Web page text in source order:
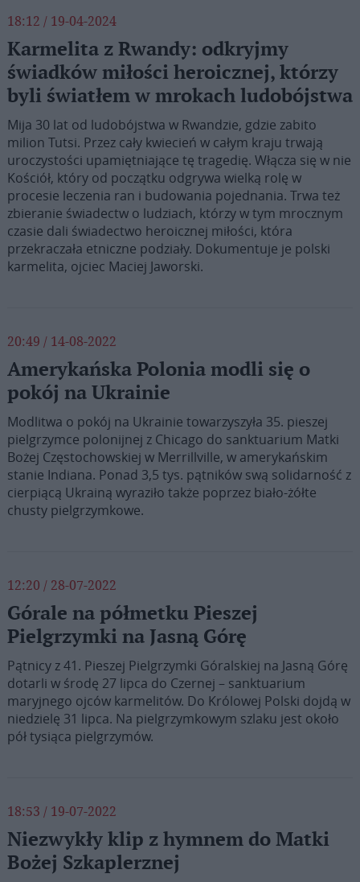
18:12 / 19-04-2024
Karmelita z Rwandy: odkryjmy
świadków miłości heroicznej, którzy
byli światłem w mrokach ludobójstwa
Mija 30 lat od ludobójstwa w Rwandzie, gdzie zabito
milion Tutsi. Przez cały kwiecień w całym kraju trwają
uroczystości upamiętniające tę tragedię. Włącza się w nie
Kościół, który od początku odgrywa wielką rolę w
procesie leczenia ran i budowania pojednania. Trwa też
zbieranie świadectw o ludziach, którzy w tym mrocznym
czasie dali świadectwo heroicznej miłości, która
przekraczała etniczne podziały. Dokumentuje je polski
karmelita, ojciec Maciej Jaworski.
20:49 / 14-08-2022
Amerykańska Polonia modli się o
pokój na Ukrainie
Modlitwa o pokój na Ukrainie towarzyszyła 35. pieszej
pielgrzymce polonijnej z Chicago do sanktuarium Matki
Bożej Częstochowskiej w Merrillville, w amerykańskim
stanie Indiana. Ponad 3,5 tys. pątników swą solidarność z
cierpiącą Ukrainą wyraziło także poprzez biało-żółte
chusty pielgrzymkowe.
12:20 / 28-07-2022
Górale na półmetku Pieszej
Pielgrzymki na Jasną Górę
Pątnicy z 41. Pieszej Pielgrzymki Góralskiej na Jasną Górę
dotarli w środę 27 lipca do Czernej – sanktuarium
maryjnego ojców karmelitów. Do Królowej Polski dojdą w
niedzielę 31 lipca. Na pielgrzymkowym szlaku jest około
pół tysiąca pielgrzymów.
18:53 / 19-07-2022
Niezwykły klip z hymnem do Matki
Bożej Szkaplerznej